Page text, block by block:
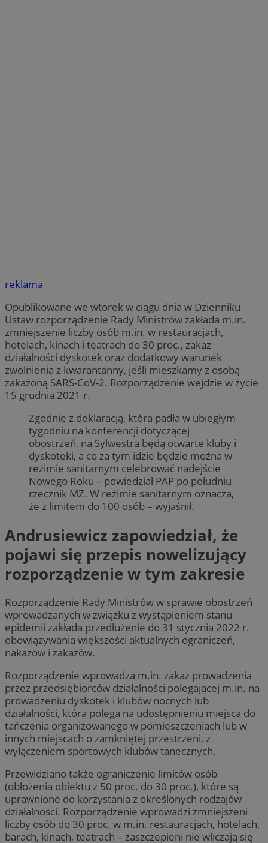
reklama
Opublikowane we wtorek w ciągu dnia w Dzienniku
Ustaw rozporządzenie Rady Ministrów zakłada m.in.
zmniejszenie liczby osób m.in. w restauracjach,
hotelach, kinach i teatrach do 30 proc., zakaz
działalności dyskotek oraz dodatkowy warunek
zwolnienia z kwarantanny, jeśli mieszkamy z osobą
zakażoną SARS-CoV-2. Rozporządzenie wejdzie w życie
15 grudnia 2021 r.
Zgodnie z deklaracją, która padła w ubiegłym
tygodniu na konferencji dotyczącej
obostrzeń, na Sylwestra będą otwarte kluby i
dyskoteki, a co za tym idzie będzie można w
reżimie sanitarnym celebrować nadejście
Nowego Roku – powiedział PAP po południu
rzecznik MZ. W reżimie sanitarnym oznacza,
że z limitem do 100 osób – wyjaśnił.
Andrusiewicz zapowiedział, że
pojawi się przepis nowelizujący
rozporządzenie w tym zakresie
Rozporządzenie Rady Ministrów w sprawie obostrzeń
wprowadzanych w związku z wystąpieniem stanu
epidemii zakłada przedłużenie do 31 stycznia 2022 r.
obowiązywania większości aktualnych ograniczeń,
nakazów i zakazów.
Rozporządzenie wprowadza m.in. zakaz prowadzenia
przez przedsiębiorców działalności polegającej m.in. na
prowadzeniu dyskotek i klubów nocnych lub
działalności, która polega na udostępnieniu miejsca do
tańczenia organizowanego w pomieszczeniach lub w
innych miejscach o zamkniętej przestrzeni, z
wyłączeniem sportowych klubów tanecznych.
Przewidziano także ograniczenie limitów osób
(obłożenia obiektu z 50 proc. do 30 proc.), które są
uprawnione do korzystania z określonych rodzajów
działalności. Rozporządzenie wprowadzi zmniejszeni
liczby osób do 30 proc. w m.in. restauracjach, hotelach,
barach, kinach, teatrach – zaszczepieni nie wliczają się